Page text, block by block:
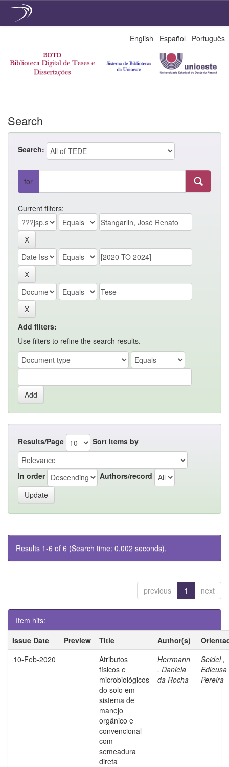
English Español Português
Search
Search:
for
Current filters:
Add filters:
Use filters to refine the search results.
Results/Page Sort items by
In order Authors/record
Results 1-6 of 6 (Search time: 0.002 seconds).
previous 1 next
Item hits:
Issue Date
Preview Title Author(s)
10-Feb-2020
Atributos
físicos e
microbiológicos
do solo em
sistema de
manejo
orgânico e
convencional
com
semeadura
direta
Herrmann
, Daniela
da Rocha
Seidel ,
Edleusa
Pereira